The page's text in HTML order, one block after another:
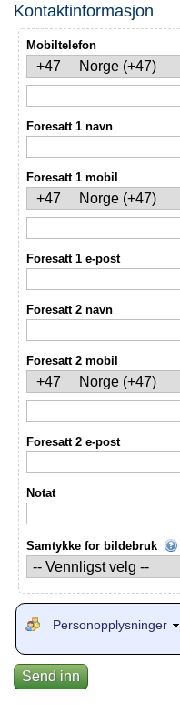
Kontaktinformasjon
Mobiltelefon
Foresatt 1 navn
Foresatt 1 mobil
Foresatt 1 e-post
Foresatt 2 navn
Foresatt 2 mobil
Foresatt 2 e-post
Notat
Samtykke for bildebruk
Personopplysninger